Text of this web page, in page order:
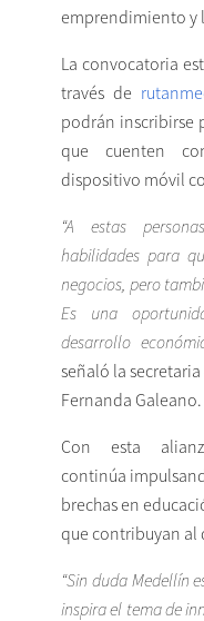
emprendimiento y
La convocatoria
través de
podrán inscribirse
que cuenten
dispositivo móvil
“A estas
habilidades para
negocios, pero
Es una
desarrollo
señaló la
Fernanda Galeano.
Con esta
continúa
brechas en
que contribuyan al
“Sin duda Medellín
inspira el tema de